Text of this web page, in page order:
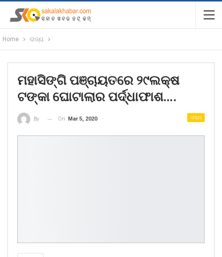
Home ରାଜ୍ୟ
ମହାସିଙ୍ଗି ପଞ୍ଚାୟତରେ ୨୯ଲକ୍ଷ
ଟଙ୍କା ଘୋଟାଲାର ପର୍ଦ୍ଧାଫାଶ….
ରାଜ୍ୟ
By On Mar 5, 2020